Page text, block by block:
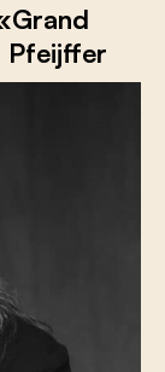
Pfeijffer